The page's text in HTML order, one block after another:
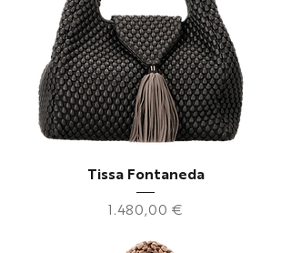
Tissa Fontaneda
Preis
1.480,00 €